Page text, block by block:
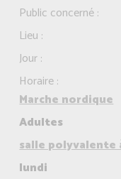
Public concerné :
Lieu :
Jour :
Horaire :
Marche nordique
Adultes
salle polyvalente
lundi